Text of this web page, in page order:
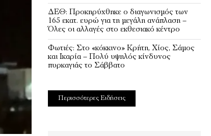
ΔΕΘ: Προκηρύχθηκε ο διαγωνισμός των
165 εκατ. ευρώ για τη μεγάλη ανάπλαση –
Όλες οι αλλαγές στο εκθεσιακό κέντρο
Φωτιές: Στο «κόκκινο» Κρήτη, Χίος, Σάμος
και Ικαρία – Πολύ υψηλός κίνδυνος
πυρκαγιάς το Σάββατο
Περισσότερες Ειδήσεις